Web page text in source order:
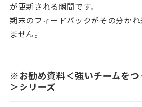
が更新される瞬間です。
期末のフィードバックがその分か
ません。
※お勧め資料＜強いチームをつ
＞シリーズ